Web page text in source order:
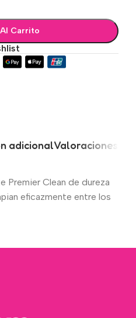
Carrito
adicionalValoraciones (0)
Premier Clean de dureza
eficazmente entre los